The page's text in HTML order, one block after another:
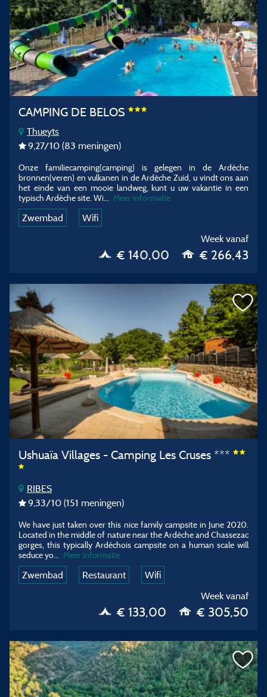
CAMPING DE BELOS
Thueyts
9,27/10 (83 meningen)
Onze familiecamping(camping) is gelegen in de Ardèche
bronnen(veren) en vulkanen in de Ardèche Zuid, u vindt ons aan
het einde van een mooie landweg, kunt u uw vakantie in een
typisch Ardèche site. Wi...
Meer informatie
Zwembad
Wifi
Week vanaf
€ 140,00 € 266,43
Ushuaïa Villages - Camping Les Cruses ***
RIBES
9,33/10 (151 meningen)
We have just taken over this nice family campsite in June 2020.
Located in the middle of nature near the Ardèche and Chassezac
gorges, this typically Ardéchois campsite on a human scale will
seduce yo...
Meer informatie
Zwembad Restaurant
Wifi
Week vanaf
€ 133,00 € 305,50